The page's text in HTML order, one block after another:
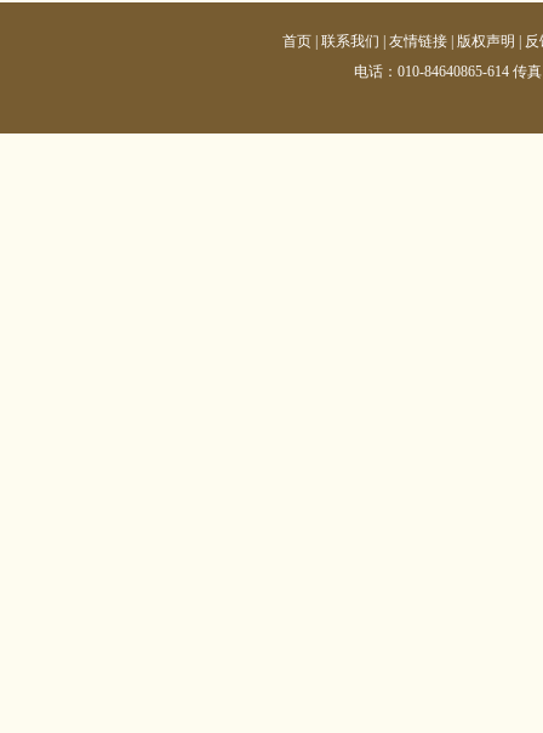
首页 |联系我们 |友情链接 版权声明
反
电话：010-84640865-614 传